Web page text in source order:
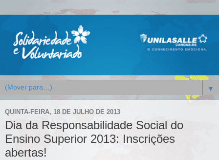
▼
QUINTA-FEIRA, 18 DE JULHO DE 2013
Dia da Responsabilidade Social do
Ensino Superior 2013: Inscrições
abertas!